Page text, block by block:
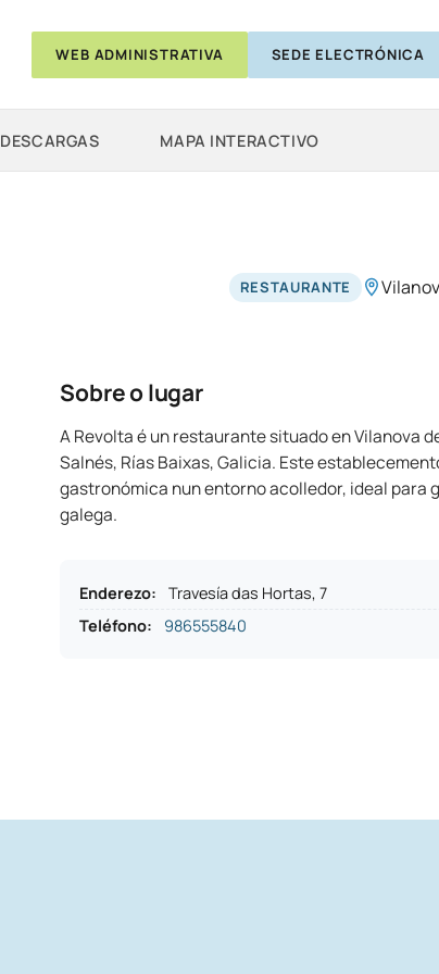
WEB ADMINISTRATIVA SEDE ELECTRÓNICA
DESCARGAS MAPA INTERACTIVO
RESTAURANTE
Sobre o lugar
A Revolta é un restaurante situado en Vilanova
Salnés, Rías Baixas, Galicia. Este
gastronómica nun entorno acolledor, ideal para
galega.
Enderezo:
Travesía das Hortas, 7
Teléfono: 986555840